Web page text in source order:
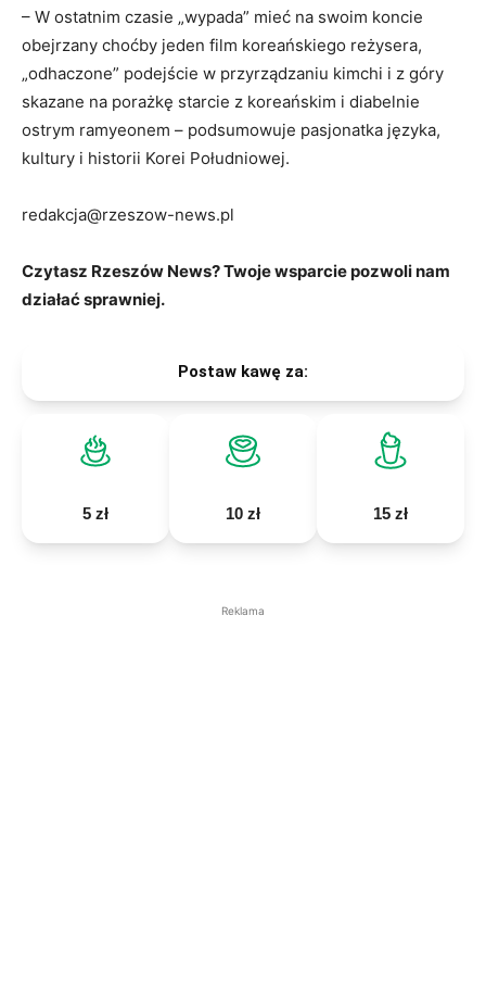
– W ostatnim czasie „wypada” mieć na swoim koncie
obejrzany choćby jeden film koreańskiego reżysera,
„odhaczone” podejście w przyrządzaniu kimchi i z góry
skazane na porażkę starcie z koreańskim i diabelnie
ostrym ramyeonem – podsumowuje pasjonatka języka,
kultury i historii Korei Południowej.
redakcja@rzeszow-news.pl
Czytasz Rzeszów News? Twoje wsparcie pozwoli nam
działać sprawniej.
Postaw kawę za:
5 zł 10 zł 15 zł
Reklama